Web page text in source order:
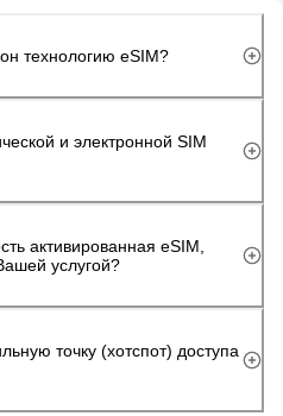
технологию eSIM?
и электронной SIM
активированная eSIM,
услугой?
точку (хотспот) доступа